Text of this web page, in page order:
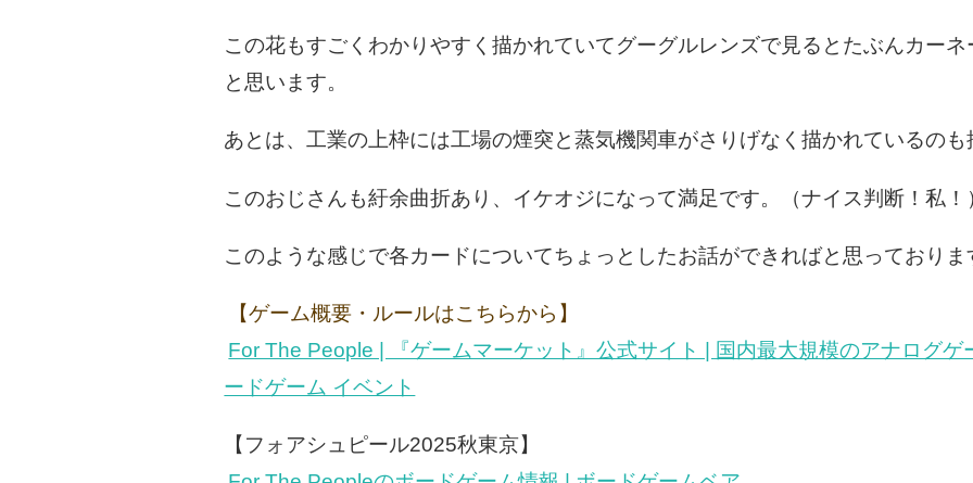
この花もすごくわかりやすく描かれていてグーグルレンズで見るとたぶんカー
と思います。
あとは、工業の上枠には工場の煙突と蒸気機関車がさりげなく描かれているの
このおじさんも紆余曲折あり、イケオジになって満足です。（ナイス判断！私！
このような感じで各カードについてちょっとしたお話ができればと思っておりま
【ゲーム概要・ルールはこちらから】
For The People | 『ゲームマーケット』公式サイト | 国内最大規模のアナログゲ
ードゲーム イベント
【フォアシュピール2025秋東京】